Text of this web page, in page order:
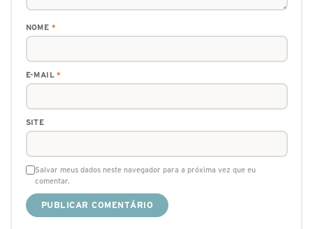
NOME *
E-MAIL*
SITE
Salvar meus dados neste navegador para a próxima vez que eu
comentar.